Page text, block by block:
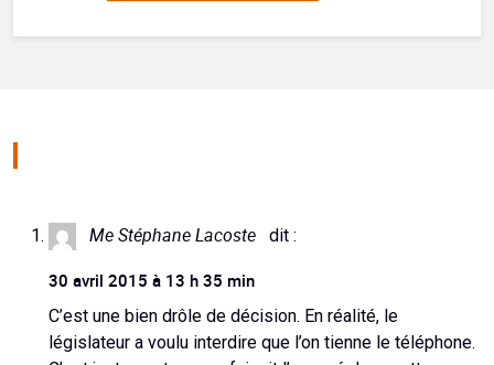
Me Stéphane Lacoste dit :
30 avril 2015 à 13 h 35 min
C’est une bien drôle de décision. En réalité, le
législateur a voulu interdire que l’on tienne le téléphone.